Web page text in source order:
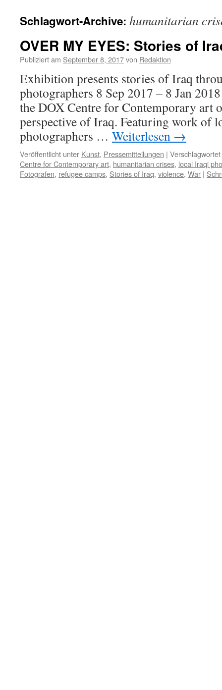
Schlagwort-Archive: humanitarian
OVER MY EYES: Stories of
Publiziert am September 8, 2017von Redaktion
Exhibition presents stories of Iraq
photographers 8 Sep 2017 – 8 Jan
the DOX Centre for Contemporary art
perspective of Iraq. Featuring work of
photographers … Weiterlesen →
Veröffentlicht unter Kunst, Pressemitteilungen |
Centre for Contemporary art, humanitarian crises, local Iraqi
Fotografen, refugee camps, Stories of Iraq, violence, War |